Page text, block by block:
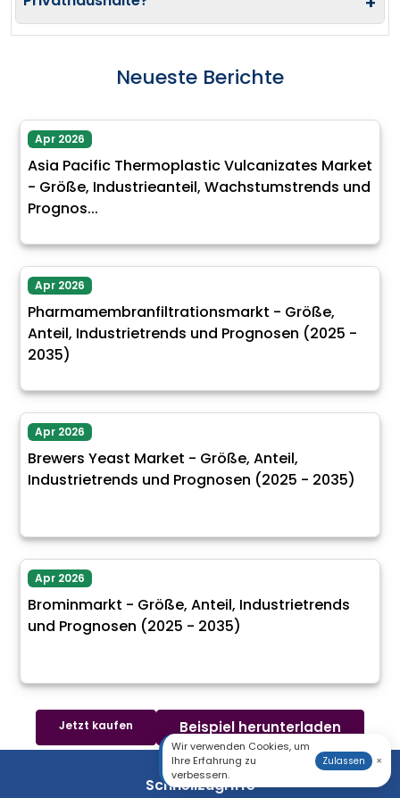
Neueste Berichte
Apr 2026
Asia Pacific Thermoplastic Vulcanizates Market
- Größe, Industrieanteil, Wachstumstrends und
Prognos...
Apr 2026
Pharmamembranfiltrationsmarkt - Größe,
Anteil, Industrietrends und Prognosen (2025 -
2035)
Apr 2026
Brewers Yeast Market - Größe, Anteil,
Industrietrends und Prognosen (2025 - 2035)
Apr 2026
Brominmarkt - Größe, Anteil, Industrietrends
und Prognosen (2025 - 2035)
Jetzt kaufen Beispiel herunterladen
Schnellzugriffe
Wir verwenden Cookies, um
Ihre Erfahrung zu
verbessern.
Zulassen ×